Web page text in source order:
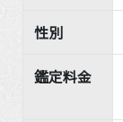
性別
鑑定料金